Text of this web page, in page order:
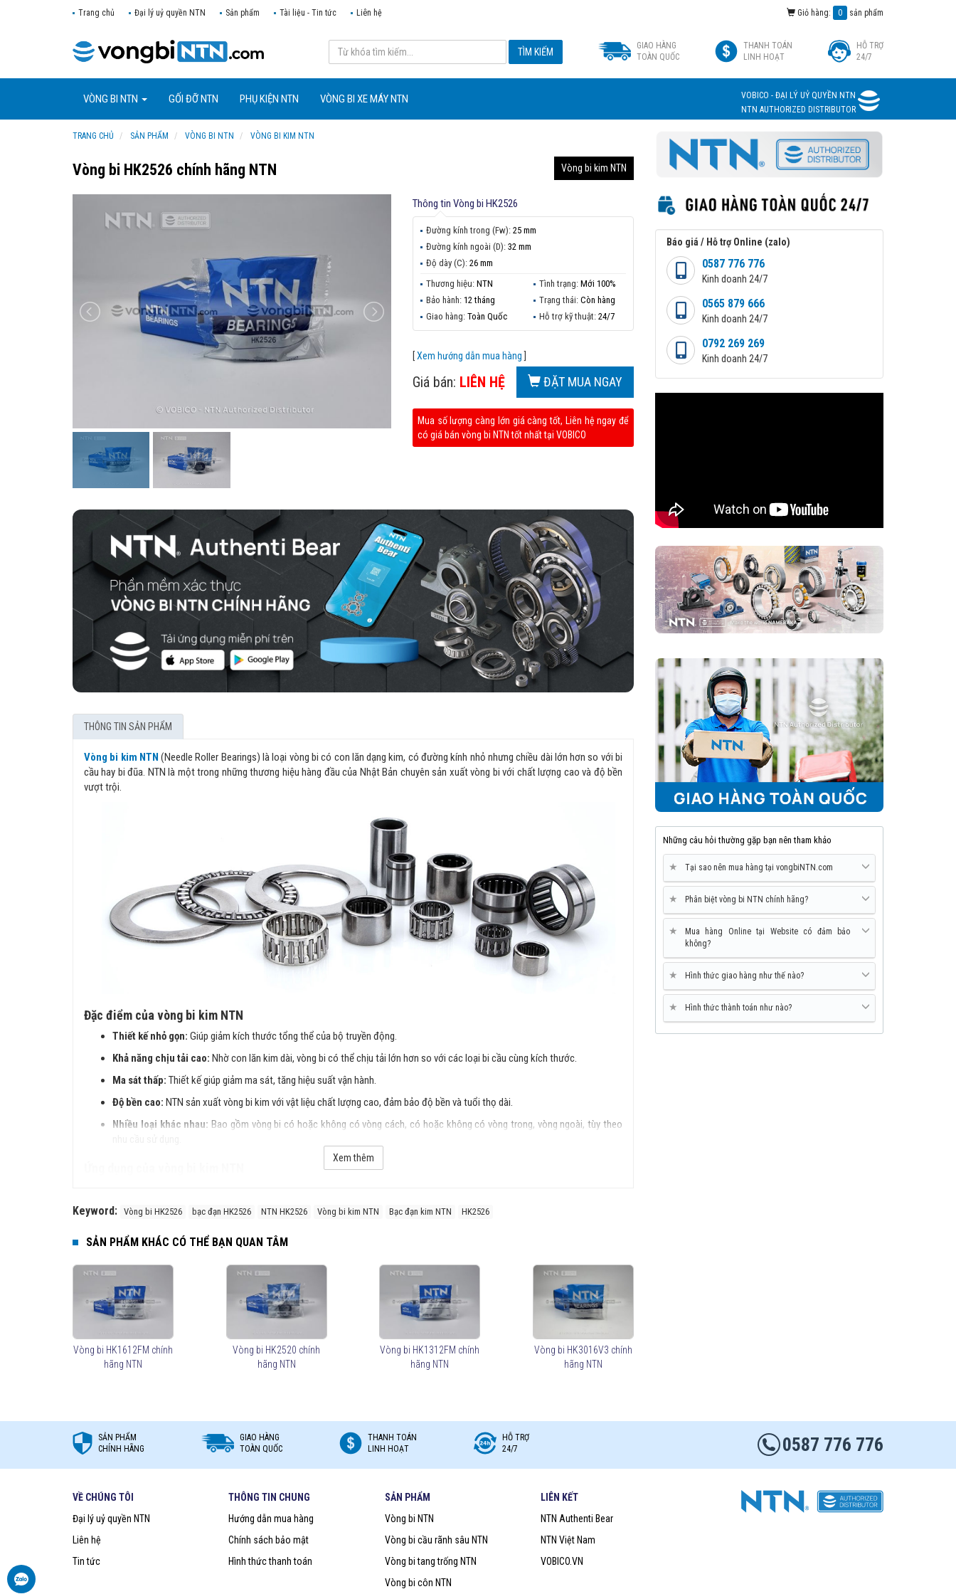
Trang chủ Đại lý uỷ quyền NTN Sản phẩm Tài liệu - Tin tức Liên hệ Giỏ hàng: 0 sản phẩm
GIAO HÀNG
TOÀN QUỐC
THANH TOÁN
LINH HOẠT
HỖ TRỢ
24/7
VÒNG BI NTN GỐI ĐỠ NTN PHỤ KIỆN NTN VÒNG BI XE MÁY NTN
VOBICO - ĐẠI LÝ UỶ QUYỀN NTN
NTN AUTHORIZED DISTRIBUTOR
TRANG CHỦ SẢN PHẨM VÒNG BI NTN VÒNG BI KIM NTN
Vòng bi HK2526 chính hãng NTN Vòng bi kim NTN
Thông tin Vòng bi HK2526
Đường kính trong (Fw): 25 mm
Đường kính ngoài (D): 32 mm
Độ dày (C): 26 mm
Thương hiệu: NTN Tình trạng:Mới 100%
Bảo hành: 12 tháng Trạng thái:Còn hàng
Giao hàng: Toàn Quốc Hỗ trợ kỹ thuật:24/7
[Xem hướng dẫn mua hàng
Giá bán: LIÊN HỆ ĐẶT MUA NGAY
Mua số lượng càng lớn giá càng tốt, Liên hệ ngay để
có giá bán vòng bi NTN tốt nhất tại VOBICO
THÔNG TIN SẢN PHẨM
Vòng bi kim NTN (Needle Roller Bearings) là loại vòng bi có con lăn dạng kim, có đường kính nhỏ nhưng chiều dài lớn hơn so với bi
cầu hay bi đũa. NTN là một trong những thương hiệu hàng đầu của Nhật Bản chuyên sản xuất vòng bi với chất lượng cao và độ bền
vượt trội.
Đặc điểm của vòng bi kim NTN
Thiết kế nhỏ gọn: Giúp giảm kích thước tổng thể của bộ truyền động.
Khả năng chịu tải cao: Nhờ con lăn kim dài, vòng bi có thể chịu tải lớn hơn so với các loại bi cầu cùng kích thước.
Ma sát thấp: Thiết kế giúp giảm ma sát, tăng hiệu suất vận hành.
Độ bền cao: NTN sản xuất vòng bi kim với vật liệu chất lượng cao, đảm bảo độ bền và tuổi thọ dài.
Nhiều loại khác nhau: Bao gồm vòng bi có hoặc không có vòng cách, có hoặc không có vòng trong, vòng ngoài, tùy theo
Động cơ điện, máy nén khí
Ngành dệt may, công nghiệp chế biến thực phẩm
Mua vòng bi kim NTN chính hãng ở đâu?
Trên thị trường vòng bi bạc đạn NTN bị làm giả rất nhiều, để lựa chọn mua đúng vòng bi NTN chính hãng Bạn nên lựa chọnĐại lý uỷ
quyền NTNđể đảm nguồn gốc sản phẩm chính hãng. VOBICO ( vongbiNTN.com) làĐại lý uỷ quyền vòng bi NTN chính hãng tại
. Liên hệ ngay với chúng tôi nếu Bạn cần tư vấn loại vòng bi NTN phù hợp với ứng dụng của mình.
Xem thêm
Keyword: Vòng bi HK2526 bạc đạn HK2526 NTN HK2526 Vòng bi kim NTN Bạc đạn kim NTN HK2526
SẢN PHẨM KHÁC CÓ THỂ BẠN QUAN TÂM
Vòng bi HK1612FM chính
hãng NTN
Vòng bi HK2520 chính
hãng NTN
Vòng bi HK1312FM chính
hãng NTN
Vòng bi HK3016V3 chính
hãng NTN
Báo giá / Hỗ trợ Online (zalo)
0587 776 776
Kinh doanh 24/7
0565 879 666
Kinh doanh 24/7
0792 269 269
Kinh doanh 24/7
Những câu hỏi thường gặp bạn nên tham khảo
★ Tại sao nên mua hàng tại vongbiNTN.com
★ Phân biệt vòng bi NTN chính hãng?
★
Mua hàng Online tại Website có đảm bảo
không?
★ Hình thức giao hàng như thế nào?
★ Hình thức thành toán như nào?
SẢN PHẨM
CHÍNH HÃNG
GIAO HÀNG
TOÀN QUỐC
THANH TOÁN
LINH HOẠT
HỖ TRỢ
24/7
0587 776 776
VỀ CHÚNG TÔI
Đại lý uỷ quyền NTN
Liên hệ
Tin tức
THÔNG TIN CHUNG
Hướng dẫn mua hàng
Chính sách bảo mật
Hình thức thanh toán
SẢN PHẨM
Vòng bi NTN
Vòng bi cầu rãnh sâu NTN
Vòng bi tang trống NTN
Vòng bi côn NTN
LIÊN KẾT
NTN Authenti Bear
NTN Việt Nam
VOBICO.VN